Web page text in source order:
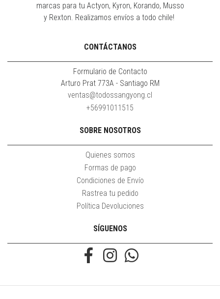
marcas para tu Actyon, Kyron, Korando, Musso
y Rexton. Realizamos envíos a todo chile!
CONTÁCTANOS
Formulario de Contacto
Arturo Prat 773A - Santiago RM
ventas@todossangyong.cl
+56991011515
SOBRE NOSOTROS
Quienes somos
Formas de pago
Condiciones de Envío
Rastrea tu pedido
Política Devoluciones
SÍGUENOS